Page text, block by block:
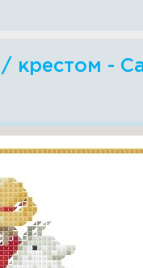
крестом -